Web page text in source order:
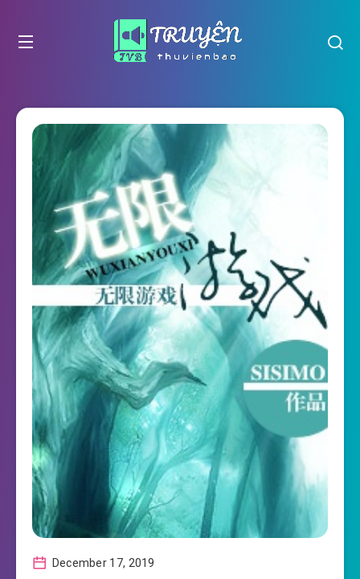
December 17, 2019